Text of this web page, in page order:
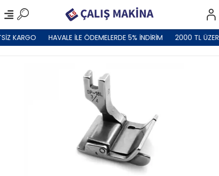
KARGO HAVALE İLE ÖDEMELERDE 5% İNDİRİM 2000 TL